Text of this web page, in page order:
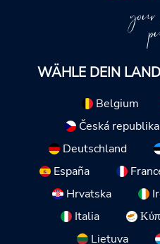
WÄHLE DEIN
Belgium
Česká republika
Deutschland
España
Hrvatska
Italia
Lietuva